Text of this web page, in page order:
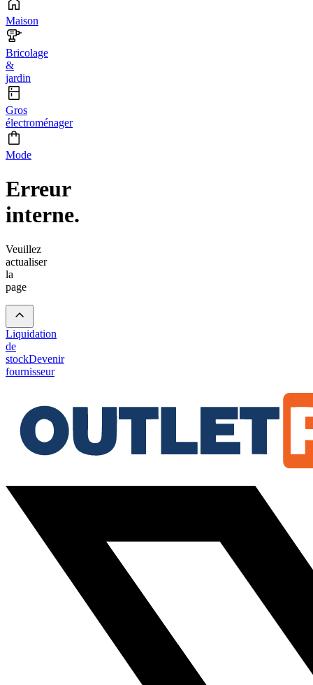
Maison
Bricolage
&
jardin
Gros
électroménager
Mode
Erreur
interne.
Veuillez
actualiser
la
page
Liquidation
de
stockDevenir
fournisseur